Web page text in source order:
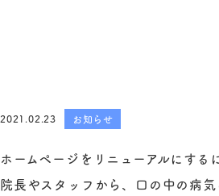
2021.02.23 お知らせ
ホームページをリニューアルにする
院長やスタッフから、口の中の病